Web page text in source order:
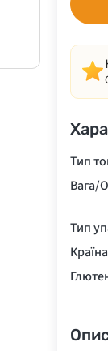
Тип
Вага/
Тип